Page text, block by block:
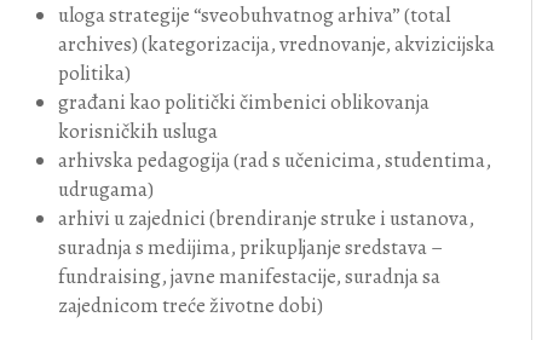
uloga strategije “sveobuhvatnog arhiva” (total
archives) (kategorizacija, vrednovanje, akvizicijska
politika)
građani kao politički čimbenici oblikovanja
korisničkih usluga
arhivska pedagogija (rad s učenicima, studentima,
udrugama)
arhivi u zajednici (brendiranje struke i ustanova,
suradnja s medijima, prikupljanje sredstava –
fundraising, javne manifestacije, suradnja sa
zajednicom treće životne dobi)